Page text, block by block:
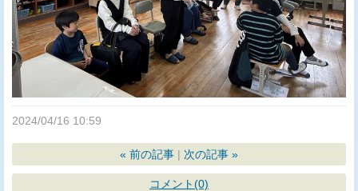
2024/04/16 10:59
« 前の記事 次の記事 »
コメント(0)